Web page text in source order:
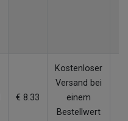
€ 8.33
Kostenloser
Versand bei
einem
Bestellwert